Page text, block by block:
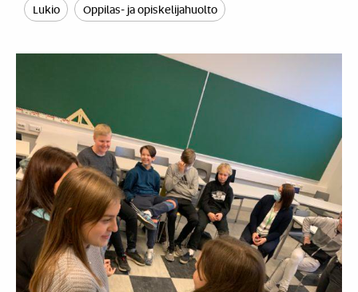
Lukio
Oppilas- ja opiskelijahuolto